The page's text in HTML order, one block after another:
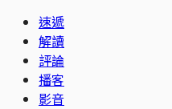
速遞
解讀
評論
播客
影音